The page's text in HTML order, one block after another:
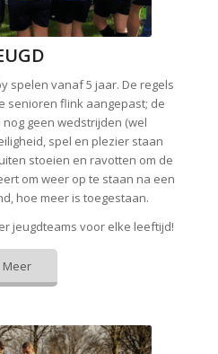
spelen vanaf 5 jaar. De regels
senioren flink aangepast; de
geen wedstrijden (wel
spel en plezier staan
stoeien en ravotten om de
om weer op te staan na een
hoe meer is toegestaan.
jeugdteams voor elke leeftijd!
Meer